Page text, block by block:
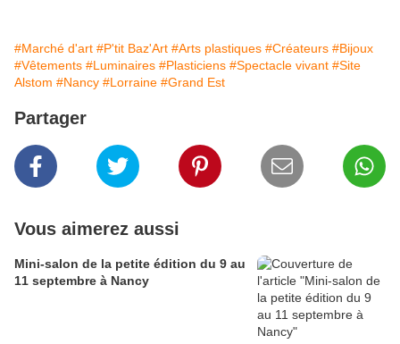
#Marché d'art #P'tit Baz'Art #Arts plastiques #Créateurs #Bijoux
#Vêtements #Luminaires #Plasticiens #Spectacle vivant #Site
Alstom #Nancy #Lorraine #Grand Est
Partager
Vous aimerez aussi
Mini-salon de la petite édition du 9 au
11 septembre à Nancy